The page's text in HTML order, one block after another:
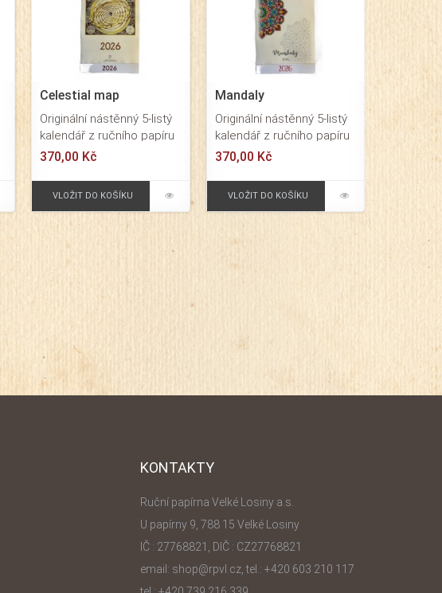
Celestial map
Originální nástěnný 5-listý
kalendář z ručního papíru
o formátu A3, na kterém
celestianské mapy.
370,00 Kč
VLOŽIT DO KOŠÍKU
Mandaly
Originální nástěnný 5-listý
kalendář z ručního papíru
o formátu A3, na kterém
mandal, které si můžete
vymalovat.
370,00 Kč
VLOŽIT DO KOŠÍKU
KONTAKTY
Ruční papírna Velké Losiny a.s.
U papírny 9, 788 15 Velké Losiny
IČ : 27768821, DIČ : CZ27768821
email: shop@rpvl.cz, tel.: +420 603 210 117